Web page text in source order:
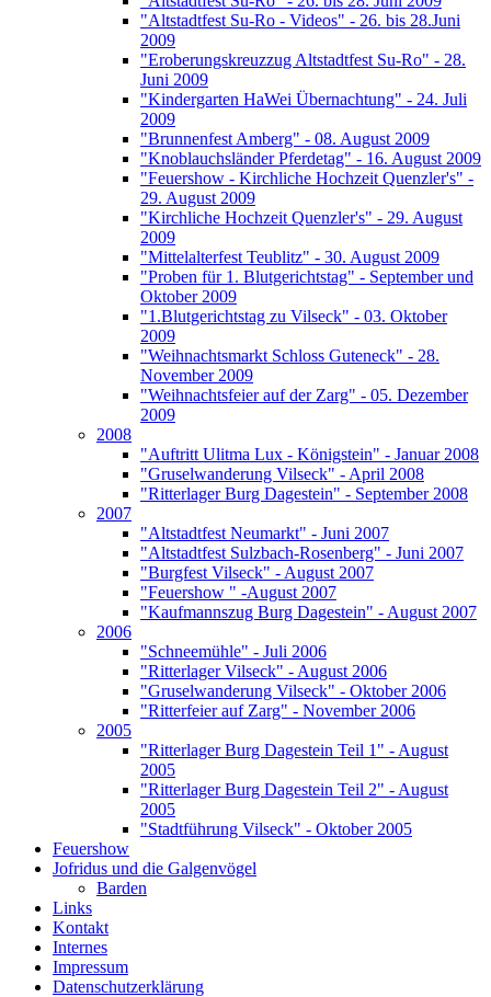
"Altstadtfest Su-Ro - Videos" - 26. bis 28.Juni
2009
"Eroberungskreuzzug Altstadtfest Su-Ro" - 28.
Juni 2009
"Kindergarten HaWei Übernachtung" - 24. Juli
2009
"Brunnenfest Amberg" - 08. August 2009
"Knoblauchsländer Pferdetag" - 16. August 2009
"Feuershow - Kirchliche Hochzeit Quenzler's" -
29. August 2009
"Kirchliche Hochzeit Quenzler's" - 29. August
2009
"Mittelalterfest Teublitz" - 30. August 2009
"Proben für 1. Blutgerichtstag" - September und
Oktober 2009
"1.Blutgerichtstag zu Vilseck" - 03. Oktober
2009
"Weihnachtsmarkt Schloss Guteneck" - 28.
November 2009
"Weihnachtsfeier auf der Zarg" - 05. Dezember
2009
2008
"Auftritt Ulitma Lux - Königstein" - Januar 2008
"Gruselwanderung Vilseck" - April 2008
"Ritterlager Burg Dagestein" - September 2008
2007
"Altstadtfest Neumarkt" - Juni 2007
"Altstadtfest Sulzbach-Rosenberg" - Juni 2007
"Burgfest Vilseck" - August 2007
"Feuershow " -August 2007
"Kaufmannszug Burg Dagestein" - August 2007
2006
"Schneemühle" - Juli 2006
"Ritterlager Vilseck" - August 2006
"Gruselwanderung Vilseck" - Oktober 2006
"Ritterfeier auf Zarg" - November 2006
2005
"Ritterlager Burg Dagestein Teil 1" - August
2005
"Ritterlager Burg Dagestein Teil 2" - August
2005
"Stadtführung Vilseck" - Oktober 2005
Feuershow
Jofridus und die Galgenvögel
Barden
Links
Kontakt
Internes
Impressum
Datenschutzerklärung